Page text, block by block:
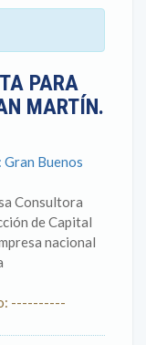
PARA
MARTÍN.
Buenos
Consultora
de Capital
nacional
----------